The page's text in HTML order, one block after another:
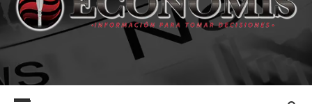
ECONOMIS
INFORMACIÓN PARA TOMAR DECISIONES